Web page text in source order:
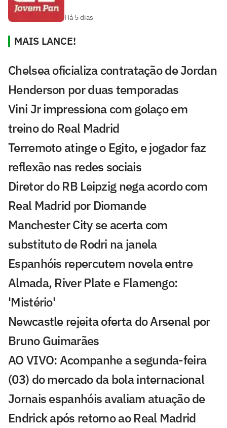
Há 5 dias
MAIS LANCE!
Chelsea oficializa contratação de Jordan
Henderson por duas temporadas
Vini Jr impressiona com golaço em
treino do Real Madrid
Terremoto atinge o Egito, e jogador faz
reflexão nas redes sociais
Diretor do RB Leipzig nega acordo com
Real Madrid por Diomande
Manchester City se acerta com
substituto de Rodri na janela
Espanhóis repercutem novela entre
Almada, River Plate e Flamengo:
'Mistério'
Newcastle rejeita oferta do Arsenal por
Bruno Guimarães
AO VIVO: Acompanhe a segunda-feira
(03) do mercado da bola internacional
Jornais espanhóis avaliam atuação de
Endrick após retorno ao Real Madrid